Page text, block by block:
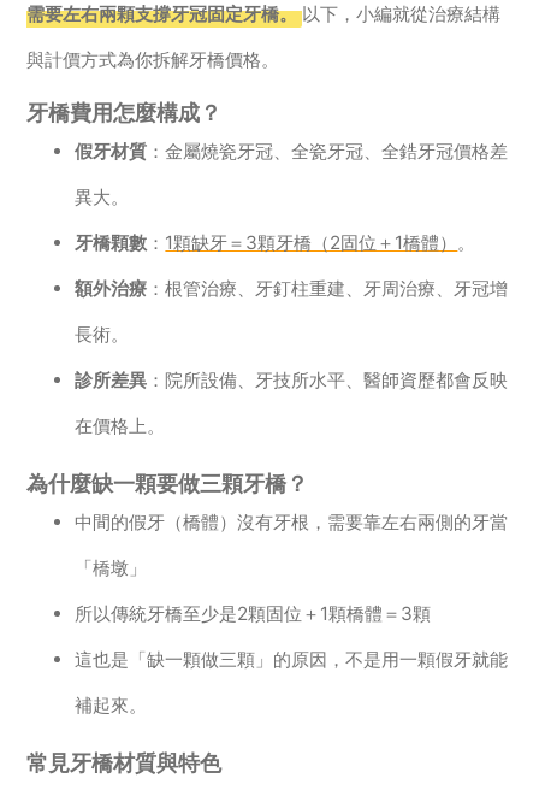
需要左右兩顆支撐牙冠固定牙橋。 以下，小編就從治療結構
與計價方式為你拆解牙橋價格。
牙橋費用怎麼構成？
假牙材質 ：金屬燒瓷牙冠、全瓷牙冠、全鋯牙冠價格差
異大。
牙橋顆數 ： 1顆缺牙＝3顆牙橋（2固位＋1橋體） 。
額外治療 ：根管治療、牙釘柱重建、牙周治療、牙冠增
長術。
診所差異 ：院所設備、牙技所水平、醫師資歷都會反映
在價格上。
為什麼缺一顆要做三顆牙橋？
中間的假牙（橋體）沒有牙根，需要靠左右兩側的牙當
「橋墩」
所以傳統牙橋至少是2顆固位＋1顆橋體＝3顆
這也是「缺一顆做三顆」的原因，不是用一顆假牙就能
補起來。
常見牙橋材質與特色